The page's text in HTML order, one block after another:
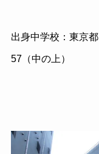
出身中学校：東京都
57（中の上）